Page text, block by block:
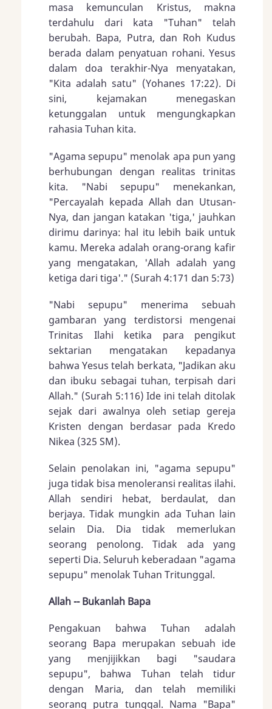
masa kemunculan Kristus, makna
terdahulu dari kata "Tuhan" telah
berubah. Bapa, Putra, dan Roh Kudus
berada dalam penyatuan rohani. Yesus
dalam doa terakhir-Nya menyatakan,
"Kita adalah satu" (Yohanes 17:22). Di
sini, kejamakan menegaskan
ketunggalan untuk mengungkapkan
rahasia Tuhan kita.
"Agama sepupu" menolak apa pun yang
berhubungan dengan realitas trinitas
kita. "Nabi sepupu" menekankan,
"Percayalah kepada Allah dan Utusan-
Nya, dan jangan katakan 'tiga,' jauhkan
dirimu darinya: hal itu lebih baik untuk
kamu. Mereka adalah orang-orang kafir
yang mengatakan, 'Allah adalah yang
ketiga dari tiga'." (Surah 4:171 dan 5:73)
"Nabi sepupu" menerima sebuah
gambaran yang terdistorsi mengenai
Trinitas Ilahi ketika para pengikut
sektarian mengatakan kepadanya
bahwa Yesus telah berkata, "Jadikan aku
dan ibuku sebagai tuhan, terpisah dari
Allah." (Surah 5:116) Ide ini telah ditolak
sejak dari awalnya oleh setiap gereja
Kristen dengan berdasar pada Kredo
Nikea (325 SM).
Selain penolakan ini, "agama sepupu"
juga tidak bisa menoleransi realitas ilahi.
Allah sendiri hebat, berdaulat, dan
berjaya. Tidak mungkin ada Tuhan lain
selain Dia. Dia tidak memerlukan
seorang penolong. Tidak ada yang
seperti Dia. Seluruh keberadaan "agama
sepupu" menolak Tuhan Tritunggal.
Allah -- Bukanlah Bapa
Pengakuan bahwa Tuhan adalah
seorang Bapa merupakan sebuah ide
yang menjijikkan bagi "saudara
sepupu", bahwa Tuhan telah tidur
dengan Maria, dan telah memiliki
seorang putra tunggal. Nama "Bapa"